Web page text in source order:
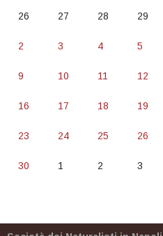
26 27 28 29
2 3 4 5
9 10 11 12
16 17 18 19
23 24 25 26
30 1 2 3